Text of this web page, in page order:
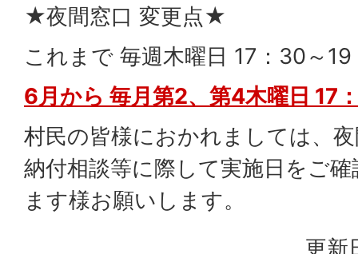
★夜間窓口 変更点★
これまで 毎週木曜日 17：30～
6月から 毎月第2、第4木曜日 17
村民の皆様におかれましては、
納付相談等に際して実施日をご
ます様お願いします。
更新